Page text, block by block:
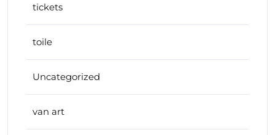
tickets
toile
Uncategorized
van art